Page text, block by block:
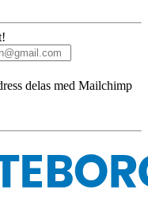
delas med Mailchimp